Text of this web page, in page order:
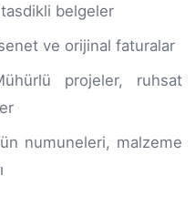
belgeler
ve orijinal faturalar
projeler, ruhsat
numuneleri, malzeme